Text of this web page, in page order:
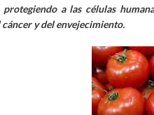
a las células
y del envejecimiento.